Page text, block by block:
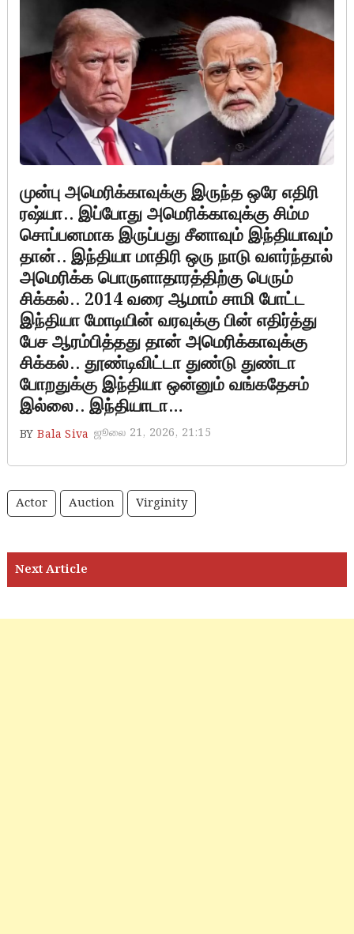
முன்பு அமெரிக்காவுக்கு இருந்த ஒரே எதிரி
ரஷ்யா.. இப்போது அமெரிக்காவுக்கு சிம்ம
சொப்பனமாக இருப்பது சீனாவும் இந்தியாவும்
தான்.. இந்தியா மாதிரி ஒரு நாடு வளர்ந்தால்
அமெரிக்க பொருளாதாரத்திற்கு பெரும்
சிக்கல்.. 2014 வரை ஆமாம் சாமி போட்ட
இந்தியா மோடியின் வரவுக்கு பின் எதிர்த்து
பேச ஆரம்பித்தது தான் அமெரிக்காவுக்கு
சிக்கல்.. தூண்டிவிட்டா துண்டு துண்டா
போறதுக்கு இந்தியா ஒன்னும் வங்கதேசம்
இல்லை.. இந்தியாடா…
BY Bala Siva ஜூலை 21, 2026, 21:15
Actor Auction Virginity